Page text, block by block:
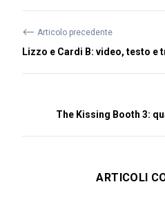
⟵ Articolo precedente
Lizzo e Cardi B: video, testo e
The Kissing Booth 3:
ARTICOLI